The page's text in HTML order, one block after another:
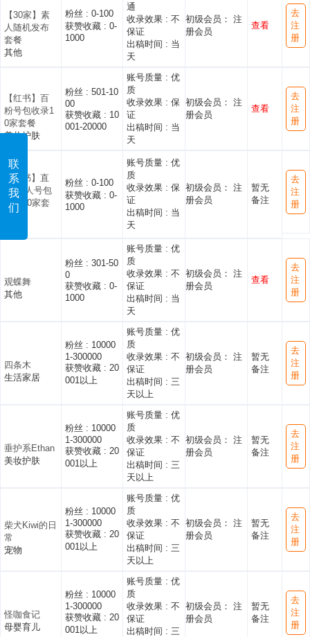
联
系
我
们
【30家】素
人随机发布
套餐
其他
粉丝 : 0-100
获赞收藏 : 0-
1000
通
收录效果 : 不
保证
出稿时间 : 当
天
初级会员： 注
册会员
查看
去
注
册
【红书】百
粉号包收录1
0家套餐
美妆护肤
粉丝 : 501-10
00
获赞收藏 : 10
001-20000
账号质量 : 优
质
收录效果 : 保
证
出稿时间 : 当
天
初级会员： 注
册会员
查看
去
注
册
【红书】直
发-素人号包
收录20家套
餐
粉丝 : 0-100
获赞收藏 : 0-
1000
账号质量 : 优
质
收录效果 : 保
证
出稿时间 : 当
天
初级会员： 注
册会员
暂无
备注
去
注
册
观蝶舞
其他
粉丝 : 301-50
0
获赞收藏 : 0-
1000
账号质量 : 优
质
收录效果 : 不
保证
出稿时间 : 当
天
初级会员： 注
册会员
查看
去
注
册
四条木
生活家居
粉丝 : 10000
1-300000
获赞收藏 : 20
001以上
账号质量 : 优
质
收录效果 : 不
保证
出稿时间 : 三
天以上
初级会员： 注
册会员
暂无
备注
去
注
册
垂护系Ethan
美妆护肤
粉丝 : 10000
1-300000
获赞收藏 : 20
001以上
账号质量 : 优
质
收录效果 : 不
保证
出稿时间 : 三
天以上
初级会员： 注
册会员
暂无
备注
去
注
册
柴犬Kiwi的日
常
宠物
粉丝 : 10000
1-300000
获赞收藏 : 20
001以上
账号质量 : 优
质
收录效果 : 不
保证
出稿时间 : 三
天以上
初级会员： 注
册会员
暂无
备注
去
注
册
怪咖食记
母婴育儿
粉丝 : 10000
1-300000
获赞收藏 : 20
001以上
账号质量 : 优
质
收录效果 : 不
保证
出稿时间 : 三
初级会员： 注
册会员
暂无
备注
去
注
册